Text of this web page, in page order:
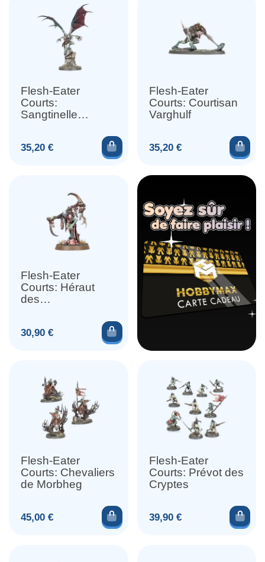
Flesh-Eater
Courts:
Sangtinelle
Prix
35,20 € Ajouter au panier
Flesh-Eater
Courts: Courtisan
Varghulf
Prix
35,20 €
Flesh-Eater
Courts: Héraut
des
Prix
30,90 € Ajouter au panier
Flesh-Eater
Courts: Chevaliers
de Morbheg
Prix
45,00 € Ajouter au panier
Flesh-Eater
Courts: Prévot des
Cryptes
Prix
39,90 €